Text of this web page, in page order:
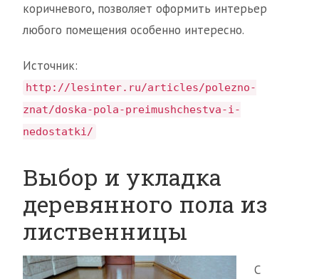
коричневого, позволяет оформить интерьер
любого помещения особенно интересно.
Источник:
http://lesinter.ru/articles/polezno-
znat/doska-pola-preimushchestva-i-
nedostatki/
Выбор и укладка
деревянного пола из
лиственницы
С